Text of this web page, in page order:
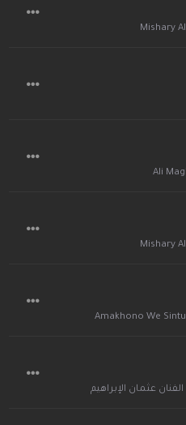
Amakhono We Sintu
الفنان عثمان الإبراهيم